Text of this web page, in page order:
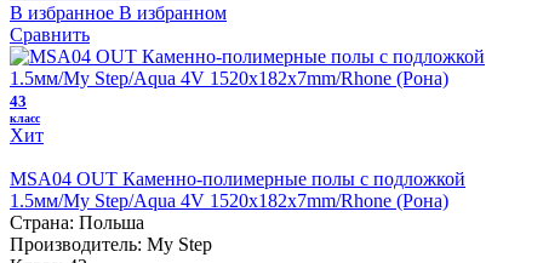
В избранное В избранном
Сравнить
43
класс
Хит
MSA04 OUT Каменно-полимерные полы с подложкой
1.5мм/My Step/Aqua 4V 1520х182х7mm/Rhone (Рона)
Страна: Польша
Производитель: My Step